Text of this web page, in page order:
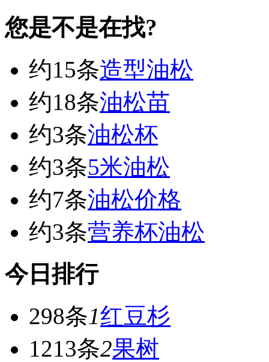
您是不是在找?
约15条造型油松
约18条油松苗
约3条油松杯
约3条5米油松
约7条油松价格
约3条营养杯油松
今日排行
298条1红豆杉
1213条2果树